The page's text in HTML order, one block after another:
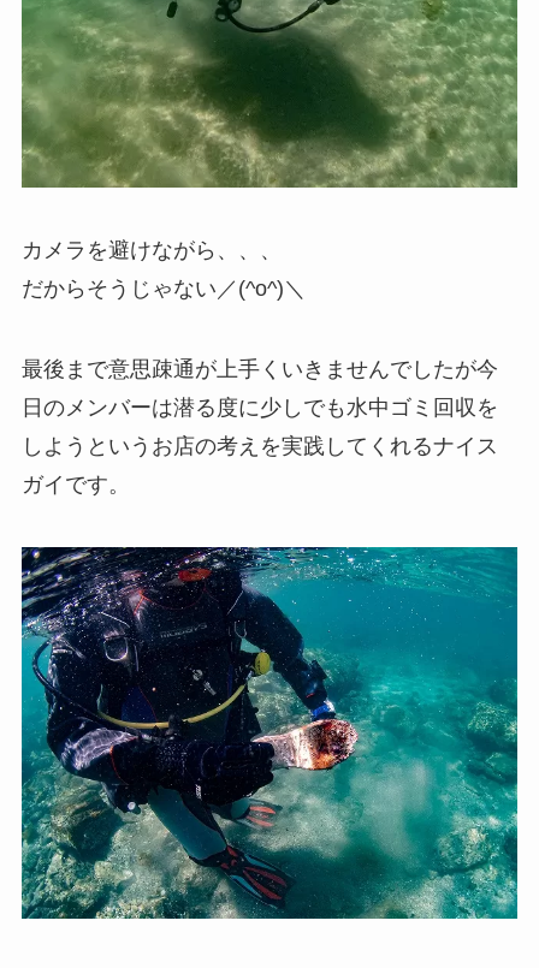
カメラを避けながら、、、
だからそうじゃない／(^o^)＼
最後まで意思疎通が上手くいきませんでしたが今
日のメンバーは潜る度に少しでも水中ゴミ回収を
しようというお店の考えを実践してくれるナイス
ガイです。